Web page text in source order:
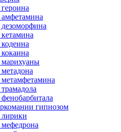
марихуаны
гипнозом
лирики